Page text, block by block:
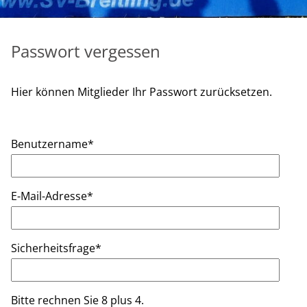
Passwort vergessen
Hier können Mitglieder Ihr Passwort zurücksetzen.
Benutzername*
E-Mail-Adresse*
Sicherheitsfrage*
Bitte rechnen Sie 8 plus 4.